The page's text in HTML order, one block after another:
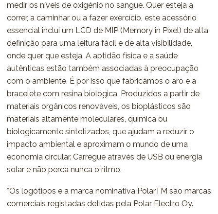
medir os níveis de oxigénio no sangue. Quer esteja a
correr, a caminhar ou a fazer exercício, este acessório
essencial inclui um LCD de MIP (Memory in Pixel) de alta
definição para uma leitura fácil e de alta visibilidade,
onde quer que esteja. A aptidão física e a saúde
autênticas estão também associadas à preocupação
com o ambiente. É por isso que fabricámos o aro e a
bracelete com resina biológica. Produzidos a partir de
materiais orgânicos renováveis, os bioplásticos são
materiais altamente moleculares, química ou
biologicamente sintetizados, que ajudam a reduzir o
impacto ambiental e aproximam o mundo de uma
economia circular. Carregue através de USB ou energia
solar e não perca nunca o ritmo.
*Os logótipos e a marca nominativa PolarTM são marcas
comerciais registadas detidas pela Polar Electro Oy.